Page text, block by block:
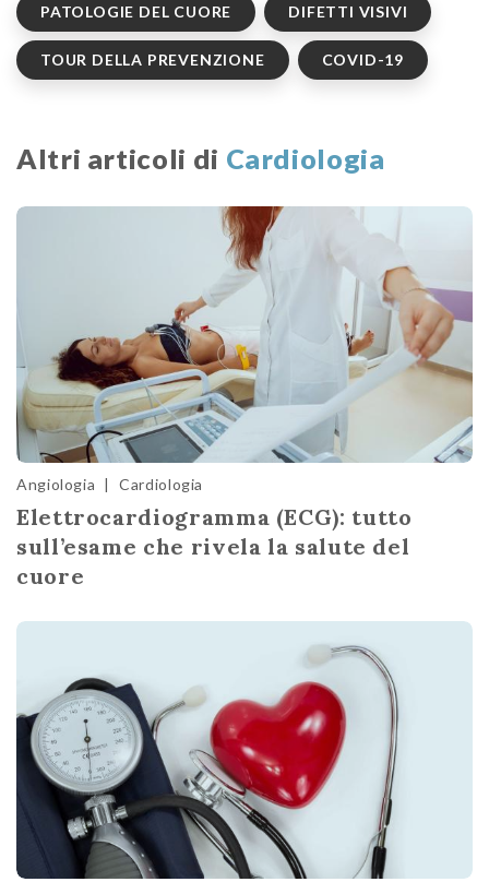
PATOLOGIE DEL CUORE DIFETTI VISIVI
TOUR DELLA PREVENZIONE COVID-19
Altri articoli di Cardiologia
Angiologia | Cardiologia
Elettrocardiogramma (ECG): tutto
sull’esame che rivela la salute del
cuore